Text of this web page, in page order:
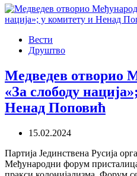
Вести
Друштво
Медведев отворио
«За слободу
Ненад Поповић
15.02.2024
Партија Јединствена Русија
Међународни форум